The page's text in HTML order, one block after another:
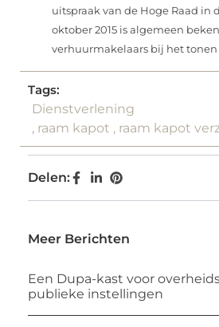
uitspraak van de Hoge Raad in
oktober 2015 is algemeen
verhuurmakelaars bij het tonen
Tags:
Dienstverlening
, raam kapot , raam kapot
Delen:
Meer Berichten
Een Dupa-kast voor
publieke instellingen